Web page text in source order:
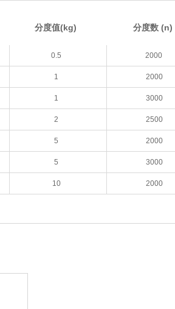
分度值(kg) 分度数 (n)
0.5 2000
1 2000
1 3000
2 2500
5 2000
5 3000
10 2000